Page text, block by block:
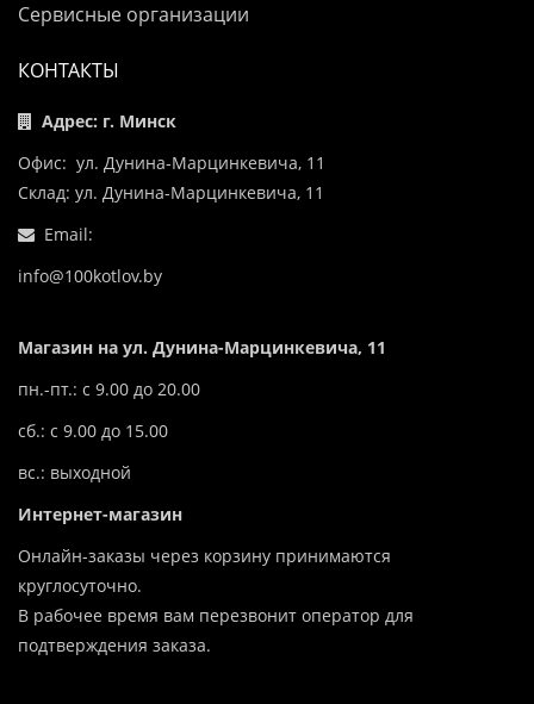
Сервисные организации
КОНТАКТЫ
Адрес: г. Минск
Офис: ул. Дунина-Марцинкевича, 11
Склад: ул. Дунина-Марцинкевича, 11
Email:
info@100kotlov.by
Магазин на ул. Дунина-Марцинкевича, 11
пн.-пт.: с 9.00 до 20.00
сб.: с 9.00 до 15.00
вс.: выходной
Интернет-магазин
Онлайн-заказы через корзину принимаются
круглосуточно.
В рабочее время вам перезвонит оператор для
подтверждения заказа.